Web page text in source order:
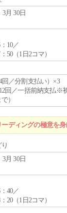
3月 30日
10／
50（1日2コマ）
回／分割支払い）×3
回／一括前納支払※
）
ディングの極意を身
3月 30日
40／
20（1日2コマ）